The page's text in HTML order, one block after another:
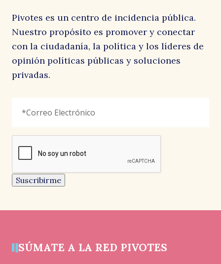
señala
campo
un
campo
de
debe
Electrónico *
reCAPTCHA
Suscribirme
Pivotes es un centro de incidencia pública.
Nuestro propósito es promover y conectar
con la ciudadanía, la política y los líderes de
opinión políticas públicas y soluciones
privadas.
SÚMATE A LA RED PIVOTES